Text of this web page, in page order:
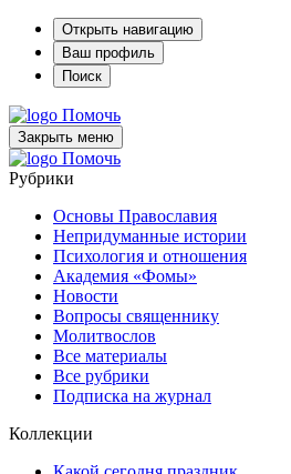
Открыть навигацию
Ваш профиль
Поиск
Помочь
Закрыть меню
Помочь
Рубрики
Основы Православия
Непридуманные истории
Психология и отношения
Академия «Фомы»
Новости
Вопросы священнику
Молитвослов
Все материалы
Все рубрики
Подписка на журнал
Коллекции